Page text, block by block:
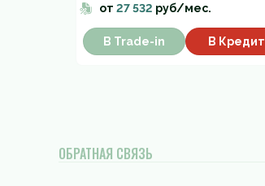
от 27 532 руб/мес.
В Trade-in В Кредит
ОБРАТНАЯ СВЯЗЬ